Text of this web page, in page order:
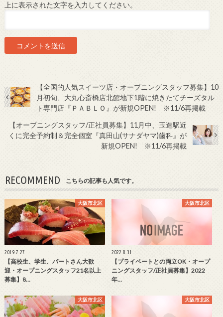
上に表示された文字を入力してください。
【全国的人気スイーツ店・オープニングスタッフ募集】10
月初旬、大丸心斎橋店北館地下1階に焼きたてチーズタル
ト専門店『ＰＡＢＬＯ』が新規OPEN! ※11/6再掲載
【オープニングスタッフ/正社員募集】11月中、玉造駅近
くに完全予約制＆完全個室『真田山(サナダヤマ)歯科』が
新規OPEN! ※11/6再掲載
RECOMMEND こちらの記事も人気です。
大阪市北区
2019.7.27
【高校生、学生、パートさん大歓
迎・オープニングスタッフ21名以上
募集】8…
大阪市北区
2022.8.31
【プライベートとの両立OK・オープ
ニングスタッフ/正社員募集】2022
年…
大阪市北区 大阪市北区